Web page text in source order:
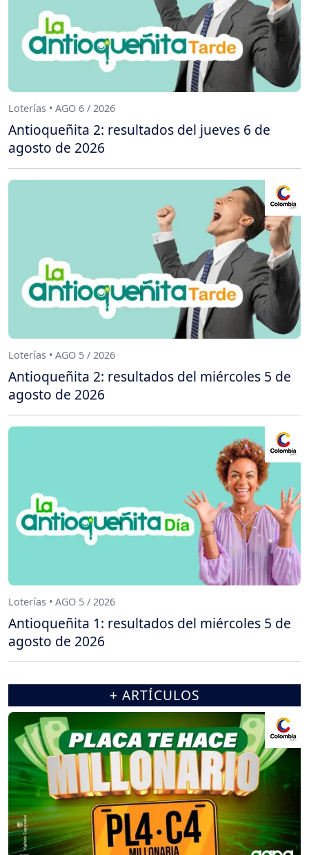
Loterías • AGO 6 / 2026
Antioqueñita 2: resultados del jueves 6 de
agosto de 2026
Loterías • AGO 5 / 2026
Antioqueñita 2: resultados del miércoles 5 de
agosto de 2026
Loterías • AGO 5 / 2026
Antioqueñita 1: resultados del miércoles 5 de
agosto de 2026
+ ARTÍCULOS